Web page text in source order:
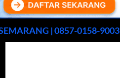
| 0857-0158-9003